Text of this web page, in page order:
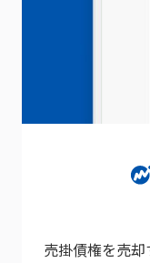
売掛債権を売